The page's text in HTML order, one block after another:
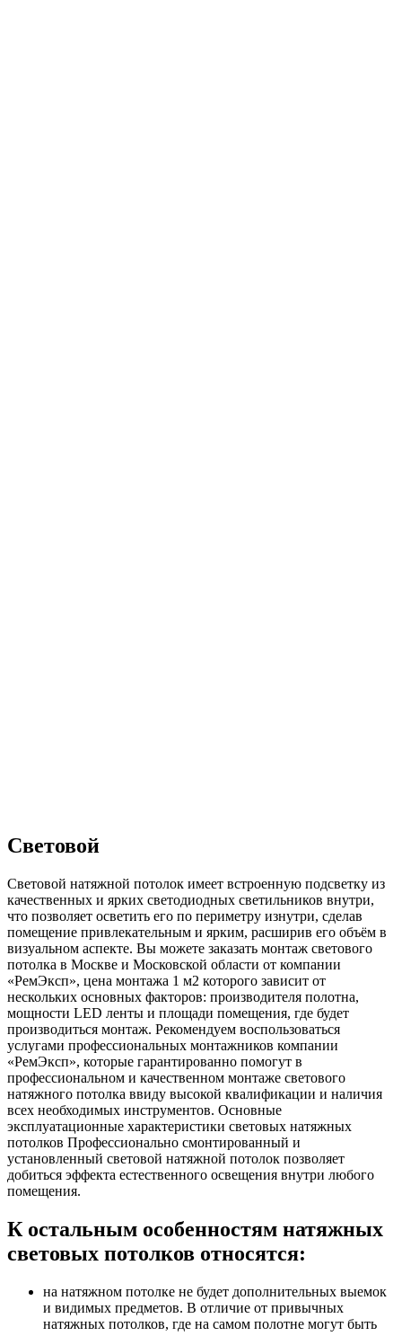
Световой
Световой натяжной потолок имеет встроенную подсветку из
качественных и ярких светодиодных светильников внутри,
что позволяет осветить его по периметру изнутри, сделав
помещение привлекательным и ярким, расширив его объём в
визуальном аспекте. Вы можете заказать монтаж светового
потолка в Москве и Московской области от компании
«РемЭксп», цена монтажа 1 м2 которого зависит от
нескольких основных факторов: производителя полотна,
мощности LED ленты и площади помещения, где будет
производиться монтаж. Рекомендуем воспользоваться
услугами профессиональных монтажников компании
«РемЭксп», которые гарантированно помогут в
профессиональном и качественном монтаже светового
натяжного потолка ввиду высокой квалификации и наличия
всех необходимых инструментов. Основные
эксплуатационные характеристики световых натяжных
потолков Профессионально смонтированный и
установленный световой натяжной потолок позволяет
добиться эффекта естественного освещения внутри любого
помещения.
К остальным особенностям натяжных
световых потолков относятся:
на натяжном потолке не будет дополнительных выемок
и видимых предметов. В отличие от привычных
натяжных потолков, где на самом полотне могут быть